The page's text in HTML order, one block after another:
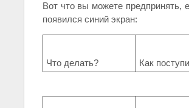
Вот что вы можете предпринять,
появился синий экран:
Что делать? Как